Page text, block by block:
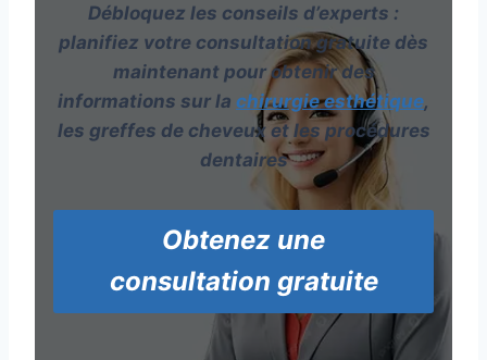
Débloquez les conseils d’experts :
planifiez votre consultation gratuite dès
maintenant pour obtenir des
informations sur la chirurgie esthétique,
les greffes de cheveux et les procédures
dentaires
Obtenez une
consultation gratuite